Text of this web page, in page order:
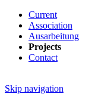
Current
Association
Ausarbeitung
Projects
Contact
Skip navigation